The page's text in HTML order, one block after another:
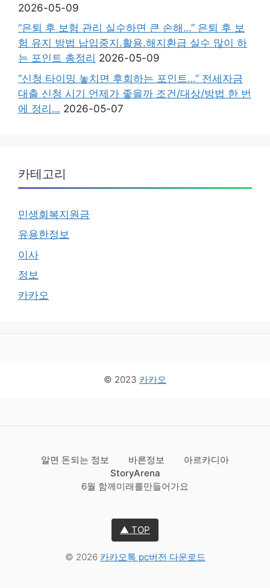
2026-05-09
“은퇴 후 보험 관리 실수하면 큰 손해…” 은퇴 후 보
험 유지 방법 납입중지.활용.해지환급 실수 많이 하
는 포인트 총정리 2026-05-09
“신청 타이밍 놓치면 후회하는 포인트…” 전세자금
대출 신청 시기 언제가 좋을까 조건/대상/방법 한 번
에 정리… 2026-05-07
카테고리
민생회복지원금
유용한정보
이사
정보
카카오
© 2023 카카오
알면 돈되는 정보 바른정보
아르카디아
StoryArena
6월 함께미래를만들어가요
▲ TOP
© 2026 카카오톡 pc버전 다운로드